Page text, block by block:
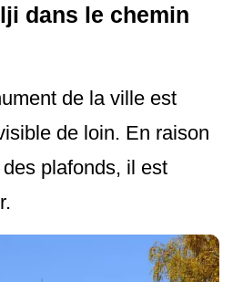
dans le chemin
de la ville est
de loin. En raison
plafonds, il est